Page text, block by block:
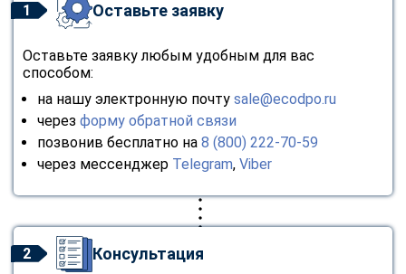
1 Оставьте заявку
Оставьте заявку любым удобным для вас
способом:
на нашу электронную почту sale@ecodpo.ru
через форму обратной связи
позвонив бесплатно на 8 (800) 222-70-59
через мессенджер Telegram, Viber
2 Консультация